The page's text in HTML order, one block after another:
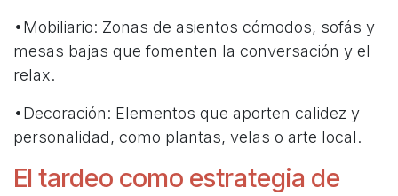
•Mobiliario: Zonas de asientos cómodos, sofás y
mesas bajas que fomenten la conversación y el
relax.
•Decoración: Elementos que aporten calidez y
personalidad, como plantas, velas o arte local.
El tardeo como estrategia de